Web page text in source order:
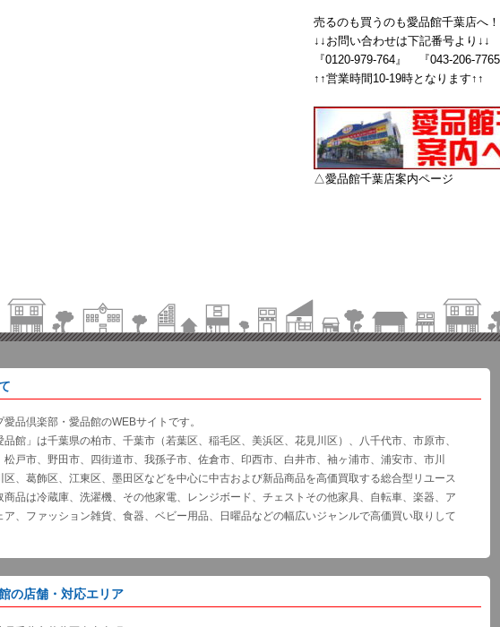
売るのも買うのも愛品館千葉店へ！
↓↓お問い合わせは下記番号より↓↓
『0120-979-764』 『043-206-7765
↑↑営業時間10-19時となります↑↑
△愛品館千葉店案内ページ
愛品倶楽部・愛品館のWEBサイトです。
品館」は千葉県の柏市、千葉市（若葉区、稲毛区、美浜区、花見川区）、八千代市、市原市、
戸市、野田市、四街道市、我孫子市、佐倉市、印西市、白井市、袖ヶ浦市、浦安市、市川
区、葛飾区、江東区、墨田区などを中心に中古および新品商品を高価買取する総合型リユース
商品は冷蔵庫、洗濯機、その他家電、レンジボード、チェストその他家具、自転車、楽器、ア
ア、ファッション雑貨、食器、ベビー用品、日曜品などの幅広いジャンルで高価買い取りして
の店舗・対応エリア